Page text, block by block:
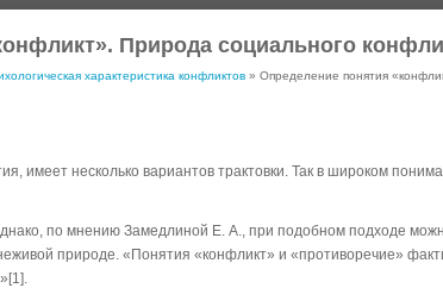
Природа социального
характеристика конфликтов » Определение понятия
имеет несколько вариантов трактовки. Так в широком
по мнению Замедлиной Е. А., при подобном подходе
природе. «Понятия «конфликт» и «противоречие»